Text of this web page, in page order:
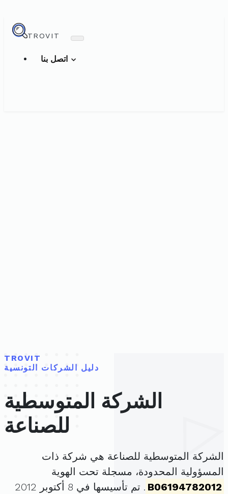
TROVIT
TROVIT
دليل الشركات التونسية
الشركة المتوسطية
للصناعة
الشركة المتوسطية للصناعة هي شركة ذات
المسؤولية المحدودة، مسجلة تحت الهوية
B06194782012
. تم تأسيسها في 8 أكتوبر 2012